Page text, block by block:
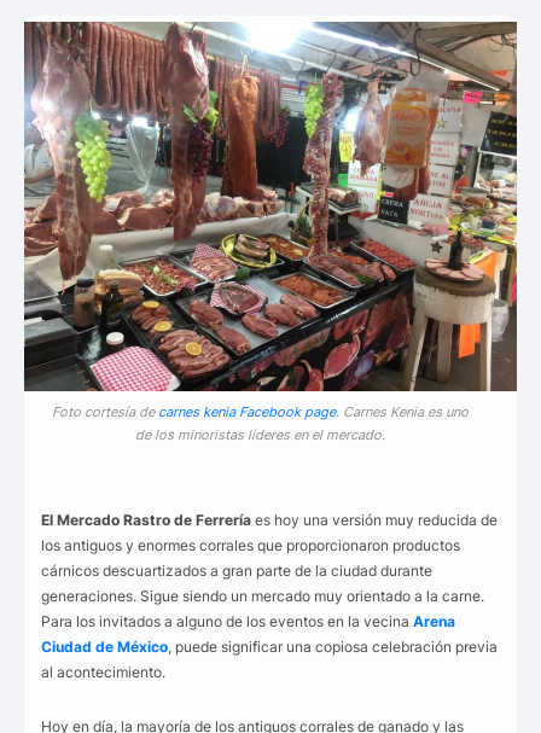
Foto cortesía de carnes kenia Facebook page. Carnes Kenia es uno
de los minoristas líderes en el mercado.
El Mercado Rastro de Ferrería es hoy una versión muy reducida de
los antiguos y enormes corrales que proporcionaron productos
cárnicos descuartizados a gran parte de la ciudad durante
generaciones. Sigue siendo un mercado muy orientado a la carne.
Para los invitados a alguno de los eventos en la vecina Arena
Ciudad de México, puede significar una copiosa celebración previa
al acontecimiento.
Hoy en día, la mayoría de los antiguos corrales de ganado y las